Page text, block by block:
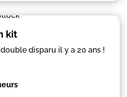
kit
disparu il y a 20 ans !